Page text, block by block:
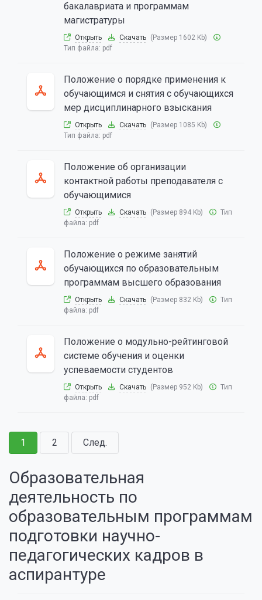
бакалавриата и программам
магистратуры
Открыть Скачать (Размер 1602 Kb)
Тип файла: pdf
Положение о порядке применения к
обучающимся и снятия с обучающихся
мер дисциплинарного взыскания
Открыть Скачать (Размер 1085 Kb)
Тип файла: pdf
Положение об организации
контактной работы преподавателя с
обучающимися
Открыть Скачать (Размер 894 Kb)
Тип
файла: pdf
Положение о режиме занятий
обучающихся по образовательным
программам высшего образования
Открыть Скачать (Размер 832 Kb)
Тип
файла: pdf
Положение о модульно-рейтинговой
системе обучения и оценки
успеваемости студентов
Открыть Скачать (Размер 952 Kb)
Тип
файла: pdf
1 2 След.
Образовательная
деятельность по
образовательным программам
подготовки научно-
педагогических кадров в
аспирантуре